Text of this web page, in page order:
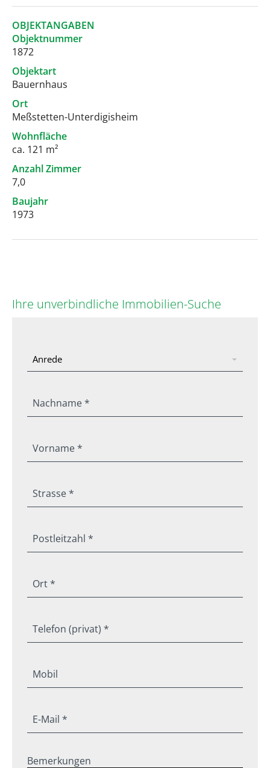
OBJEKTANGABEN
Objektnummer
1872
Objektart
Bauernhaus
Ort
Meßstetten-Unterdigisheim
Wohnfläche
ca. 121 m²
Anzahl Zimmer
7,0
Baujahr
1973
Ihre unverbindliche Immobilien-Suche
Nachname *
Vorname *
Strasse *
Postleitzahl *
Ort *
Telefon (privat) *
Mobil
E-Mail *
Bemerkungen